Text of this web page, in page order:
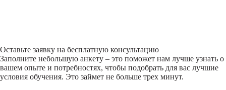
Оставьте заявку на бесплатную консультацию
Заполните небольшую анкету – это поможет нам лучше узнать о
вашем опыте и потребностях, чтобы подобрать для вас лучшие
условия обучения. Это займет не больше трех минут.